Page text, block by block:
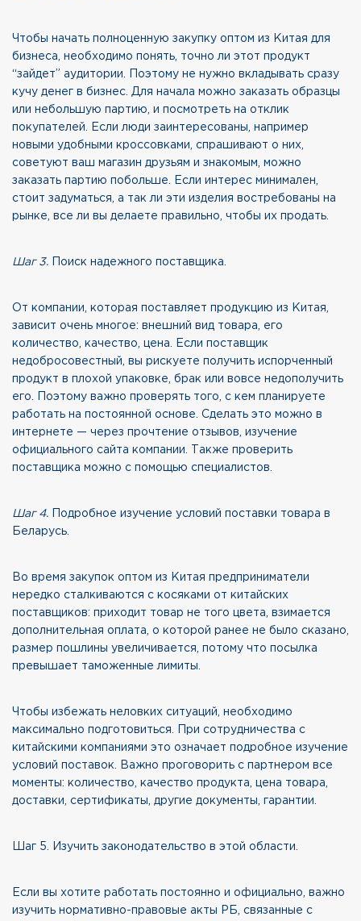
Чтобы начать полноценную закупку оптом из Китая для
бизнеса, необходимо понять, точно ли этот продукт
“зайдет” аудитории. Поэтому не нужно вкладывать сразу
кучу денег в бизнес. Для начала можно заказать образцы
или небольшую партию, и посмотреть на отклик
покупателей. Если люди заинтересованы, например
новыми удобными кроссовками, спрашивают о них,
советуют ваш магазин друзьям и знакомым, можно
заказать партию побольше. Если интерес минимален,
стоит задуматься, а так ли эти изделия востребованы на
рынке, все ли вы делаете правильно, чтобы их продать.
Шаг 3. Поиск надежного поставщика.
От компании, которая поставляет продукцию из Китая,
зависит очень многое: внешний вид товара, его
количество, качество, цена. Если поставщик
недобросовестный, вы рискуете получить испорченный
продукт в плохой упаковке, брак или вовсе недополучить
его. Поэтому важно проверять того, с кем планируете
работать на постоянной основе. Сделать это можно в
интернете — через прочтение отзывов, изучение
официального сайта компании. Также проверить
поставщика можно с помощью специалистов.
Шаг 4.
Подробное изучение условий поставки товара в
Беларусь.
Во время закупок оптом из Китая предприниматели
нередко сталкиваются с косяками от китайских
поставщиков: приходит товар не того цвета, взимается
дополнительная оплата, о которой ранее не было сказано,
размер пошлины увеличивается, потому что посылка
превышает таможенные лимиты.
Чтобы избежать неловких ситуаций, необходимо
максимально подготовиться. При сотрудничества с
китайскими компаниями это означает подробное изучение
условий поставок. Важно проговорить с партнером все
моменты: количество, качество продукта, цена товара,
доставки, сертификаты, другие документы, гарантии.
Шаг 5. Изучить законодательство в этой области.
Если вы хотите работать постоянно и официально, важно
изучить нормативно-правовые акты РБ, связанные с